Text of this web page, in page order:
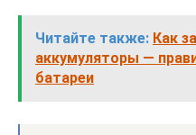
Читайте также: Как
аккумуляторы —
батареи